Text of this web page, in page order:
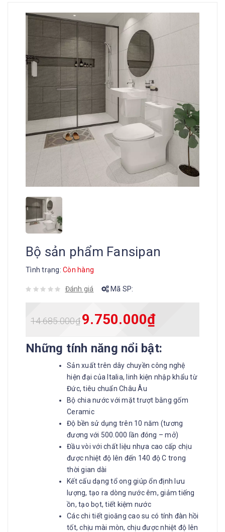
Bộ sản phẩm Fansipan
Tình trạng: Còn hàng
Đánh giá Mã SP:
14.685.000₫ 9.750.000₫
Những tính năng nổi bật:
Sản xuất trên dây chuyền công nghệ
hiện đại của Italia, linh kiện nhập khẩu từ
Đức, tiêu chuẩn Châu Âu
Bộ chia nước với mặt trượt bằng gốm
Ceramic
Độ bền sử dụng trên 10 năm (tương
đương với 500.000 lần đóng – mở)
Đầu vòi với chất liệu nhựa cao cấp chịu
được nhiệt độ lên đến 140 độ C trong
thời gian dài
Kết cấu dạng tổ ong giúp ổn định lưu
lượng, tạo ra dòng nước êm, giảm tiếng
ồn, tạo bọt, tiết kiệm nước
Các chi tiết gioăng cao su có tính đàn hồi
tốt, chịu mài mòn, chịu được nhiệt độ lên